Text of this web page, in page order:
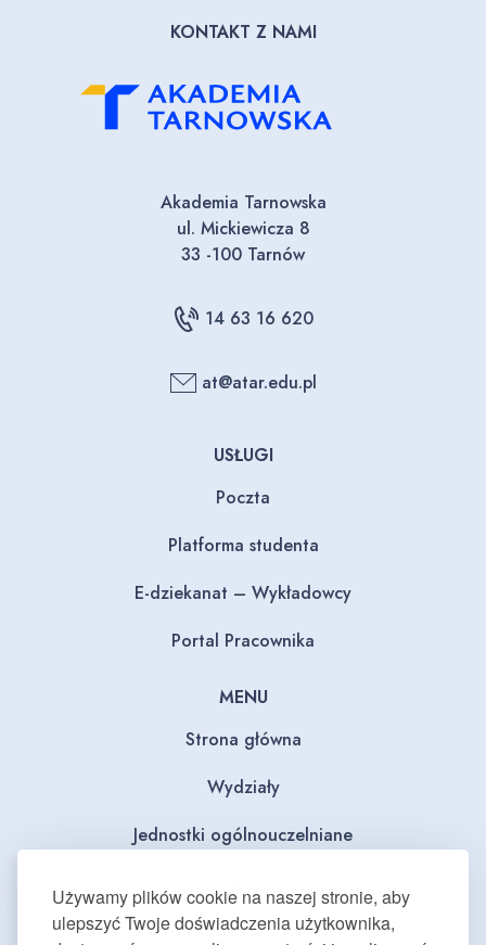
Używamy plików cookie na naszej stronie, aby
ulepszyć Twoje doświadczenia użytkownika,
KONTAKT Z NAMI
Akademia Tarnowska
ul. Mickiewicza 8
33 -100 Tarnów
14 63 16 620
at@atar.edu.pl
USŁUGI
Poczta
Platforma studenta
E-dziekanat – Wykładowcy
Portal Pracownika
MENU
Strona główna
Wydziały
Jednostki ogólnouczelniane